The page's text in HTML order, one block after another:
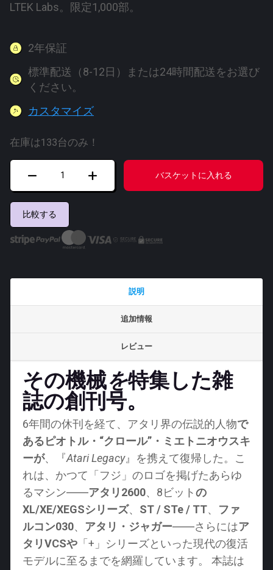
LTEK Labs。限定1,000部。
2年保証
標準配送（8-12日）または24時間配送をお選び
ください。
カスタマイズ
在庫は133台のみ！
ア
リ・
ガ
シ
第
期
バスケットに入れる
比較する
説明
追加情報
レビュー
その機械を特集した雑
誌の創刊号。
6年間の休刊を経て、アタリ界の伝説的人物で
あるピオトル・“クロール”・ミエトニオウスキ
ーが、『Atari Legacy』を携えて復帰した。こ
れは、かつて「フジ」のロゴを掲げたあらゆ
るマシン――アタリ2600、8ビットの
XL/XE/XEGSシリーズ、 ST / STe / TT、 ファ
ルコン030、 アタリ・ジャガー――さらにはア
タリVCSや 「+」シリーズといった現代の復活
モデルに至るまでを網羅しています。 本誌は